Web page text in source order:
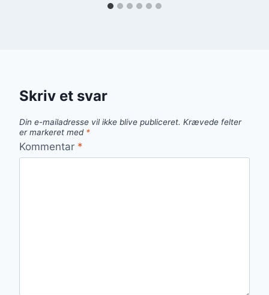
Skriv et svar
Din e-mailadresse vil ikke blive publiceret. Krævede felter
er markeret med *
Kommentar *